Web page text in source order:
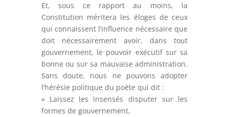
Et, sous ce rapport au moins, la
Constitution méritera les éloges de ceux
qui connaissent l’influence nécessaire que
doit nécessairement avoir, dans tout
gouvernement, le pouvoir exécutif sur sa
bonne ou sur sa mauvaise administration.
Sans doute, nous ne pouvons adopter
l’hérésie politique du poète qui dit :
« Laissez les insensés disputer sur les
formes de gouvernement,